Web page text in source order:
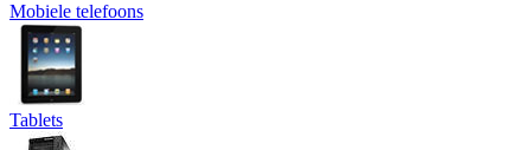
Mobiele telefoons
Tablets